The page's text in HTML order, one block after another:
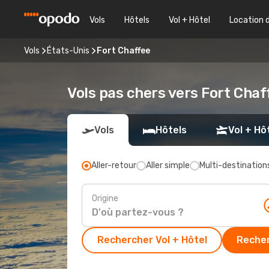
Vols Hôtels Vol + Hôtel Location
Vols États-Unis Fort Chaffee
Vols pas chers vers Fort
Vols Hôtels Vol +
Aller-retour Aller simple Multi-
Origine
Rechercher Vol + Hôtel